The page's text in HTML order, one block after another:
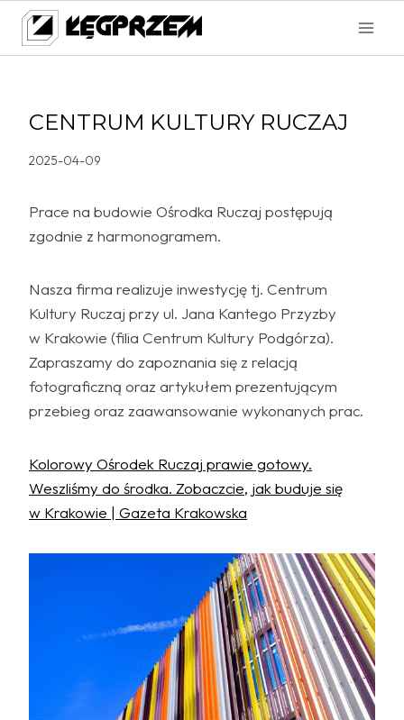
Przejdź
treści
CENTRUM KULTURY RUCZAJ
2025-04-09
Prace na budowie Ośrodka Ruczaj postępują
zgodnie z harmonogramem.
Nasza firma realizuje inwestycję tj. Centrum
Kultury Ruczaj przy ul. Jana Kantego Przyzby
w Krakowie (filia Centrum Kultury Podgórza).
Zapraszamy do zapoznania się z relacją
fotograficzną oraz artykułem prezentującym
przebieg oraz zaawansowanie wykonanych prac.
Kolorowy Ośrodek Ruczaj prawie gotowy.
Weszliśmy do środka. Zobaczcie, jak buduje się
w Krakowie | Gazeta Krakowska